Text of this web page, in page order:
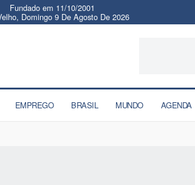
Fundado em 11/10/2001
Domingo 9 De Agosto De 2026
EMPREGO BRASIL MUNDO AGENDA